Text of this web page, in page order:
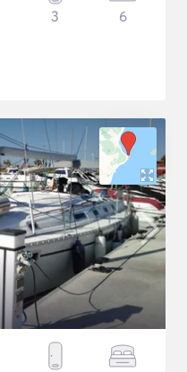
3 6